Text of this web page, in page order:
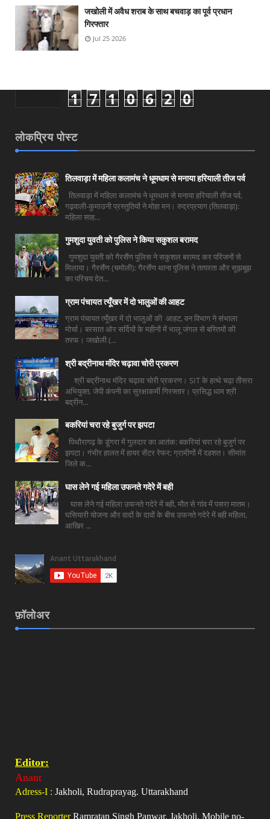
जखोली में अवैध शराब के साथ बचवाड़ का पूर्व प्रधान
गिरफ्तार
Jul 25 2026
1 7 1 0 6 2 0
लोकप्रिय पोस्ट
तिलवाड़ा में महिला कलामंच ने धूमधाम से मनाया हरियाली तीज पर्व
तिलवाड़ा में महिला कलामंच ने धूमधाम से मनाया हरियाली तीज पर्व,
गढ़वाली-कुमाउनी प्रस्तुतियों ने मोहा मन। रुद्रप्रयाग (तिलवाड़ा):
महिला साह...
गुमशुदा युवती को पुलिस ने किया सकुशल बरामद
गुमशुदा युवती को गैरसैंण पुलिस ने सकुशल बरामद कर परिजनों से
मिलाया। गैरसैंण (चमोली): गैरसैंण थाना पुलिस ने तत्परता और सूझबूझ
का परिचय देत...
ग्राम पंचायत त्यूँखर में दो भालुओं की आहट
ग्राम पंचायत त्यूँखर में दो भालुओं की आहट, वन विभाग ने संभाला
मोर्चा। बरसात ओर सर्दियों के महीनों में भालू जंगल से बस्तियों की
तरफ। जखोली (...
श्री बद्रीनाथ मंदिर चढ़ावा चोरी प्रकरण
श्री बद्रीनाथ मंदिर चढ़ावा चोरी प्रकरण। SIT के हत्थे चढ़ा तीसरा
अभियुक्त, जेपी कंपनी का सुरक्षाकर्मी गिरफ्तार। प्रसिद्ध धाम श्री
बद्रीन...
बकरियां चरा रहे बुजुर्ग पर झपटा
पिथौरागढ़ के डूंगरा में गुलदार का आतंक: बकरियां चरा रहे बुजुर्ग पर
झपटा। गंभीर हालत में हायर सेंटर रेफर; ग्रामीणों में दहशत। सीमांत
जिले क...
घास लेने गई महिला उफनते गदेरे में बही
घास लेने गई महिला उफनते गदेरे में बही, मौत से गांव में पसरा मातम।
घसियारी योजना और वादों के दावों के बीच उफनते गदेरे में बही महिला,
आखिर ...
फ़ॉलोअर
Editor:
Anant
Adress-I : Jakholi, Rudraprayag. Uttarakhand
Press ReporterRamratan Singh Panwar, Jakholi, Mobile no-